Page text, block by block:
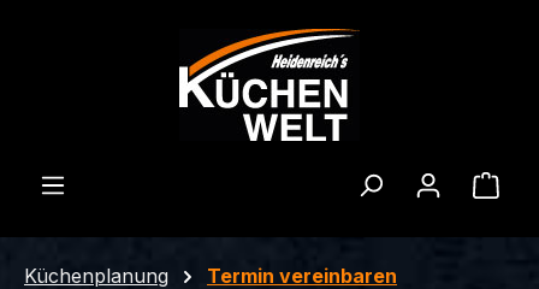
Küchenplanung Termin vereinbaren